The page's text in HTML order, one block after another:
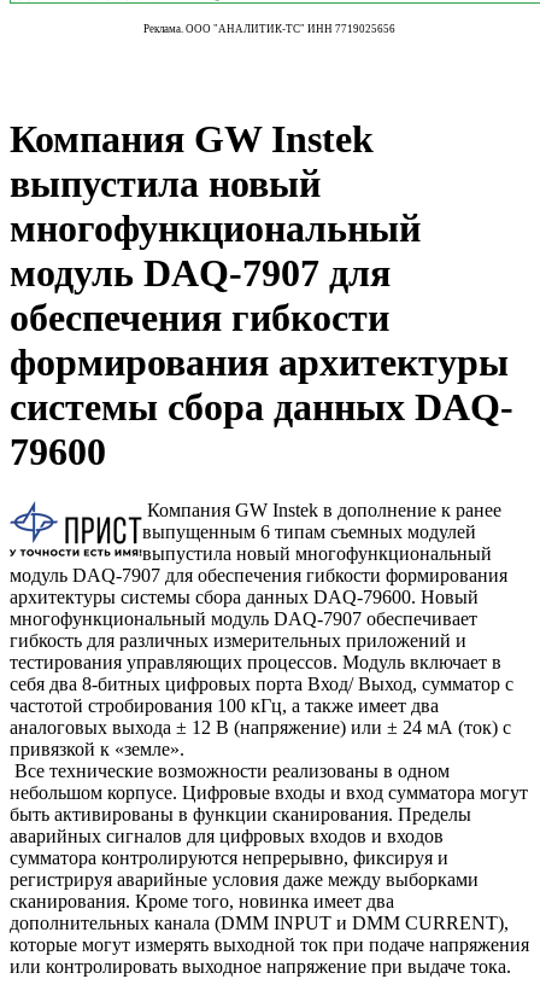
Реклама. ООО "АНАЛИТИК-ТС" ИНН 7719025656
Компания GW Instek
выпустила новый
многофункциональный
модуль DAQ-7907 для
обеспечения гибкости
формирования архитектуры
системы сбора данных DAQ-
79600
Компания GW Instek в дополнение к ранее
выпущенным 6 типам съемных модулей
выпустила новый многофункциональный
модуль DAQ-7907 для обеспечения гибкости формирования
архитектуры системы сбора данных DAQ-79600. Новый
многофункциональный модуль DAQ-7907 обеспечивает
гибкость для различных измерительных приложений и
тестирования управляющих процессов. Модуль включает в
себя два 8-битных цифровых порта Вход/ Выход, сумматор с
частотой стробирования 100 кГц, а также имеет два
аналоговых выхода ± 12 В (напряжение) или ± 24 мА (ток) с
привязкой к «земле».
Все технические возможности реализованы в одном
небольшом корпусе. Цифровые входы и вход сумматора могут
быть активированы в функции сканирования. Пределы
аварийных сигналов для цифровых входов и входов
сумматора контролируются непрерывно, фиксируя и
регистрируя аварийные условия даже между выборками
сканирования. Кроме того, новинка имеет два
дополнительных канала (DMM INPUT и DMM CURRENT),
которые могут измерять выходной ток при подаче напряжения
или контролировать выходное напряжение при выдаче тока.